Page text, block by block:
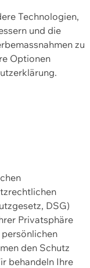
Technologien,
und die
zu
Optionen
DSG)
Privatsphäre
den Schutz
behandeln Ihre